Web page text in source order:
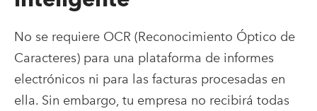
No se requiere OCR (Reconocimiento Óptico de
Caracteres) para una plataforma de informes
electrónicos ni para las facturas procesadas en
ella. Sin embargo, tu empresa no recibirá todas